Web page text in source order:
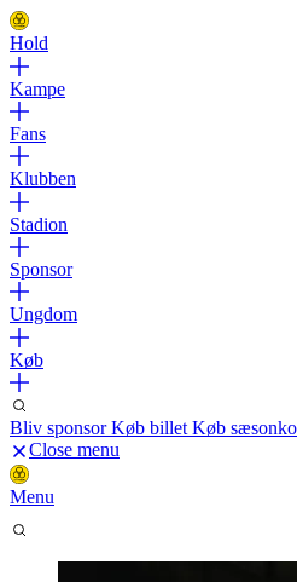
Hold
Kampe
Fans
Klubben
Stadion
Sponsor
Ungdom
Køb
Bliv sponsorKøb billet Køb
Close menu
Menu